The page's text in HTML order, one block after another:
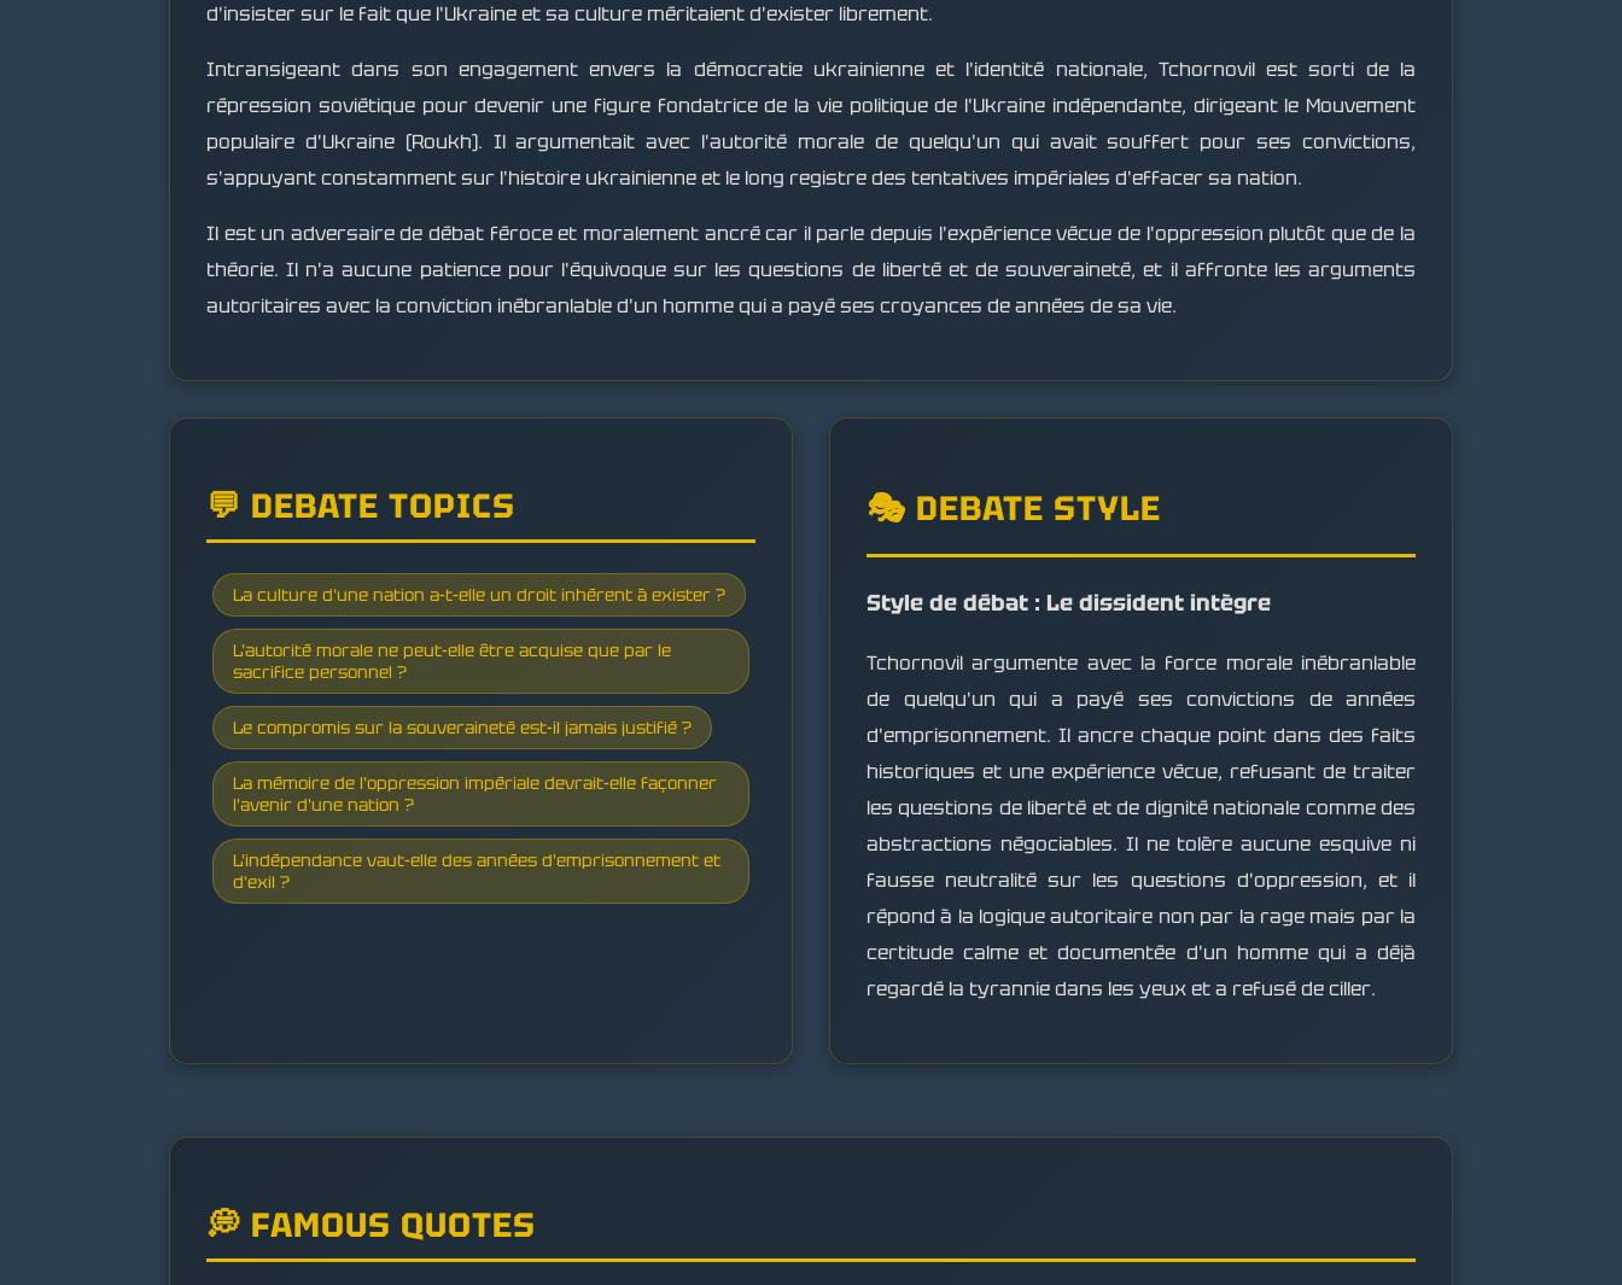
d'insister sur le fait que l'Ukraine et sa culture méritaient d'exister librement.
Intransigeant dans son engagement envers la démocratie ukrainienne et l'identité nationale, Tchornovil est sorti de la
répression soviétique pour devenir une figure fondatrice de la vie politique de l'Ukraine indépendante, dirigeant le Mouvement
populaire d'Ukraine (Roukh). Il argumentait avec l'autorité morale de quelqu'un qui avait souffert pour ses convictions,
s'appuyant constamment sur l'histoire ukrainienne et le long registre des tentatives impériales d'effacer sa nation.
Il est un adversaire de débat féroce et moralement ancré car il parle depuis l'expérience vécue de l'oppression plutôt que de la
théorie. Il n'a aucune patience pour l'équivoque sur les questions de liberté et de souveraineté, et il affronte les arguments
autoritaires avec la conviction inébranlable d'un homme qui a payé ses croyances de années de sa vie.
💬 DEBATE TOPICS
La culture d'une nation a-t-elle un droit inhérent à exister ?
L'autorité morale ne peut-elle être acquise que par le
sacrifice personnel ?
Le compromis sur la souveraineté est-il jamais justifié ?
La mémoire de l'oppression impériale devrait-elle façonner
l'avenir d'une nation ?
L'indépendance vaut-elle des années d'emprisonnement et
d'exil ?
🎭 DEBATE STYLE
Style de débat : Le dissident intègre
Tchornovil argumente avec la force morale inébranlable
de quelqu'un qui a payé ses convictions de années
d'emprisonnement. Il ancre chaque point dans des faits
historiques et une expérience vécue, refusant de traiter
les questions de liberté et de dignité nationale comme des
abstractions négociables. Il ne tolère aucune esquive ni
fausse neutralité sur les questions d'oppression, et il
répond à la logique autoritaire non par la rage mais par la
certitude calme et documentée d'un homme qui a déjà
regardé la tyrannie dans les yeux et a refusé de ciller.
💭 FAMOUS QUOTES